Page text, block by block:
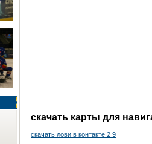
скачать карты для
скачать лови в контакте 2 9